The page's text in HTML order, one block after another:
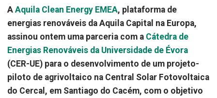
A Aquila Clean Energy EMEA, plataforma de
energias renováveis da Aquila Capital na Europa,
assinou ontem uma parceria com a Cátedra de
Energias Renováveis da Universidade de Évora
(CER-UE) para o desenvolvimento de um projeto-
piloto de agrivoltaico na Central Solar Fotovoltaica
do Cercal, em Santiago do Cacém, com o objetivo